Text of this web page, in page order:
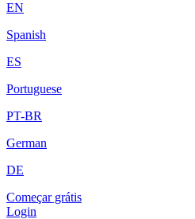
EN
Spanish
ES
Portuguese
PT-BR
German
DE
Começar grátis
Login